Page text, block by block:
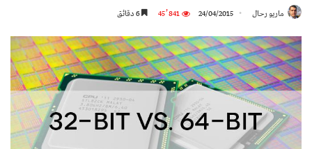
ماريو رحال 24/04/2015 45٬841